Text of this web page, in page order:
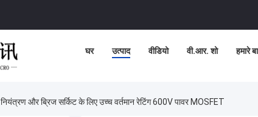
घर उत्पाद वीडियो वी.आर. शो हमारे
नियंत्रण और ब्रिज सर्किट के लिए उच्च वर्तमान रेटिंग 600V पावर MOSFET